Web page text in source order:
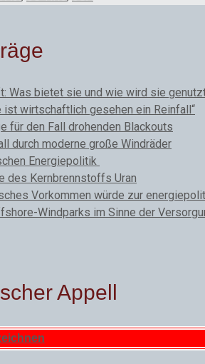
Was bietet sie und wie wird sie
ist wirtschaftlich gesehen ein Reinfall“
für den Fall drohenden Blackouts
durch moderne große Windräder
Energiepolitik
des Kernbrennstoffs Uran
Vorkommen würde zur
Windparks im Sinne der
Appell